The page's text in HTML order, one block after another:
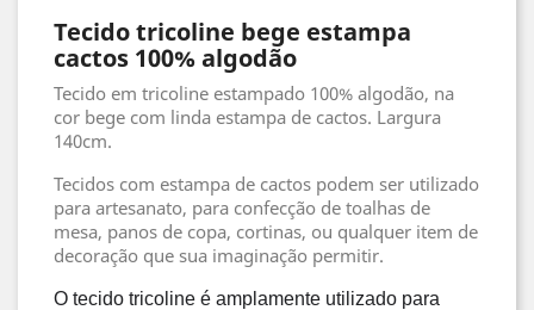
Tecido tricoline bege estampa
cactos 100% algodão
Tecido em tricoline estampado 100% algodão, na
cor bege com linda estampa de cactos. Largura
140cm.
Tecidos com estampa de cactos podem ser utilizado
para artesanato, para confecção de toalhas de
mesa, panos de copa, cortinas, ou qualquer item de
decoração que sua imaginação permitir.
O tecido tricoline é amplamente utilizado para